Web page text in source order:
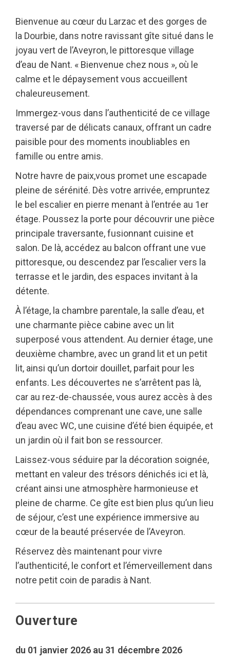
Bienvenue au cœur du Larzac et des gorges de
la Dourbie, dans notre ravissant gîte situé dans le
joyau vert de l’Aveyron, le pittoresque village
d’eau de Nant. « Bienvenue chez nous », où le
calme et le dépaysement vous accueillent
chaleureusement.
Immergez-vous dans l’authenticité de ce village
traversé par de délicats canaux, offrant un cadre
paisible pour des moments inoubliables en
famille ou entre amis.
Notre havre de paix,vous promet une escapade
pleine de sérénité. Dès votre arrivée, empruntez
le bel escalier en pierre menant à l’entrée au 1er
étage. Poussez la porte pour découvrir une pièce
principale traversante, fusionnant cuisine et
salon. De là, accédez au balcon offrant une vue
pittoresque, ou descendez par l’escalier vers la
terrasse et le jardin, des espaces invitant à la
détente.
À l’étage, la chambre parentale, la salle d’eau, et
une charmante pièce cabine avec un lit
superposé vous attendent. Au dernier étage, une
deuxième chambre, avec un grand lit et un petit
lit, ainsi qu’un dortoir douillet, parfait pour les
enfants. Les découvertes ne s’arrêtent pas là,
car au rez-de-chaussée, vous aurez accès à des
dépendances comprenant une cave, une salle
d’eau avec WC, une cuisine d’été bien équipée, et
un jardin où il fait bon se ressourcer.
Laissez-vous séduire par la décoration soignée,
mettant en valeur des trésors dénichés ici et là,
créant ainsi une atmosphère harmonieuse et
pleine de charme. Ce gîte est bien plus qu’un lieu
de séjour, c’est une expérience immersive au
cœur de la beauté préservée de l’Aveyron.
Réservez dès maintenant pour vivre
l’authenticité, le confort et l’émerveillement dans
notre petit coin de paradis à Nant.
Ouverture
du 01 janvier 2026 au 31 décembre 2026